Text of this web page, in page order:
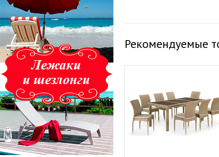
Рекомендуемые